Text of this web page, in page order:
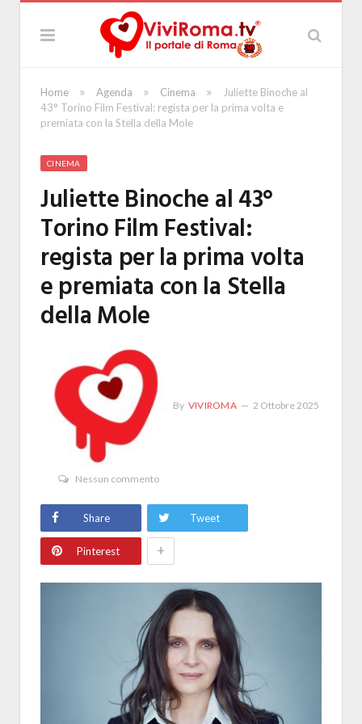
Home » Agenda » Cinema »
Juliette Binoche al
43° Torino Film Festival: regista per la prima volta e
premiata con la Stella della Mole
CINEMA
Juliette Binoche al 43°
Torino Film Festival:
regista per la prima volta
e premiata con la Stella
della Mole
By VIVIROMA 2 Ottobre 2025
Nessun commento
Share Tweet
Pinterest +